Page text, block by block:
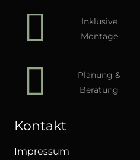
Inklusive
Montage
Planung &
Beratung
Kontakt
Impressum